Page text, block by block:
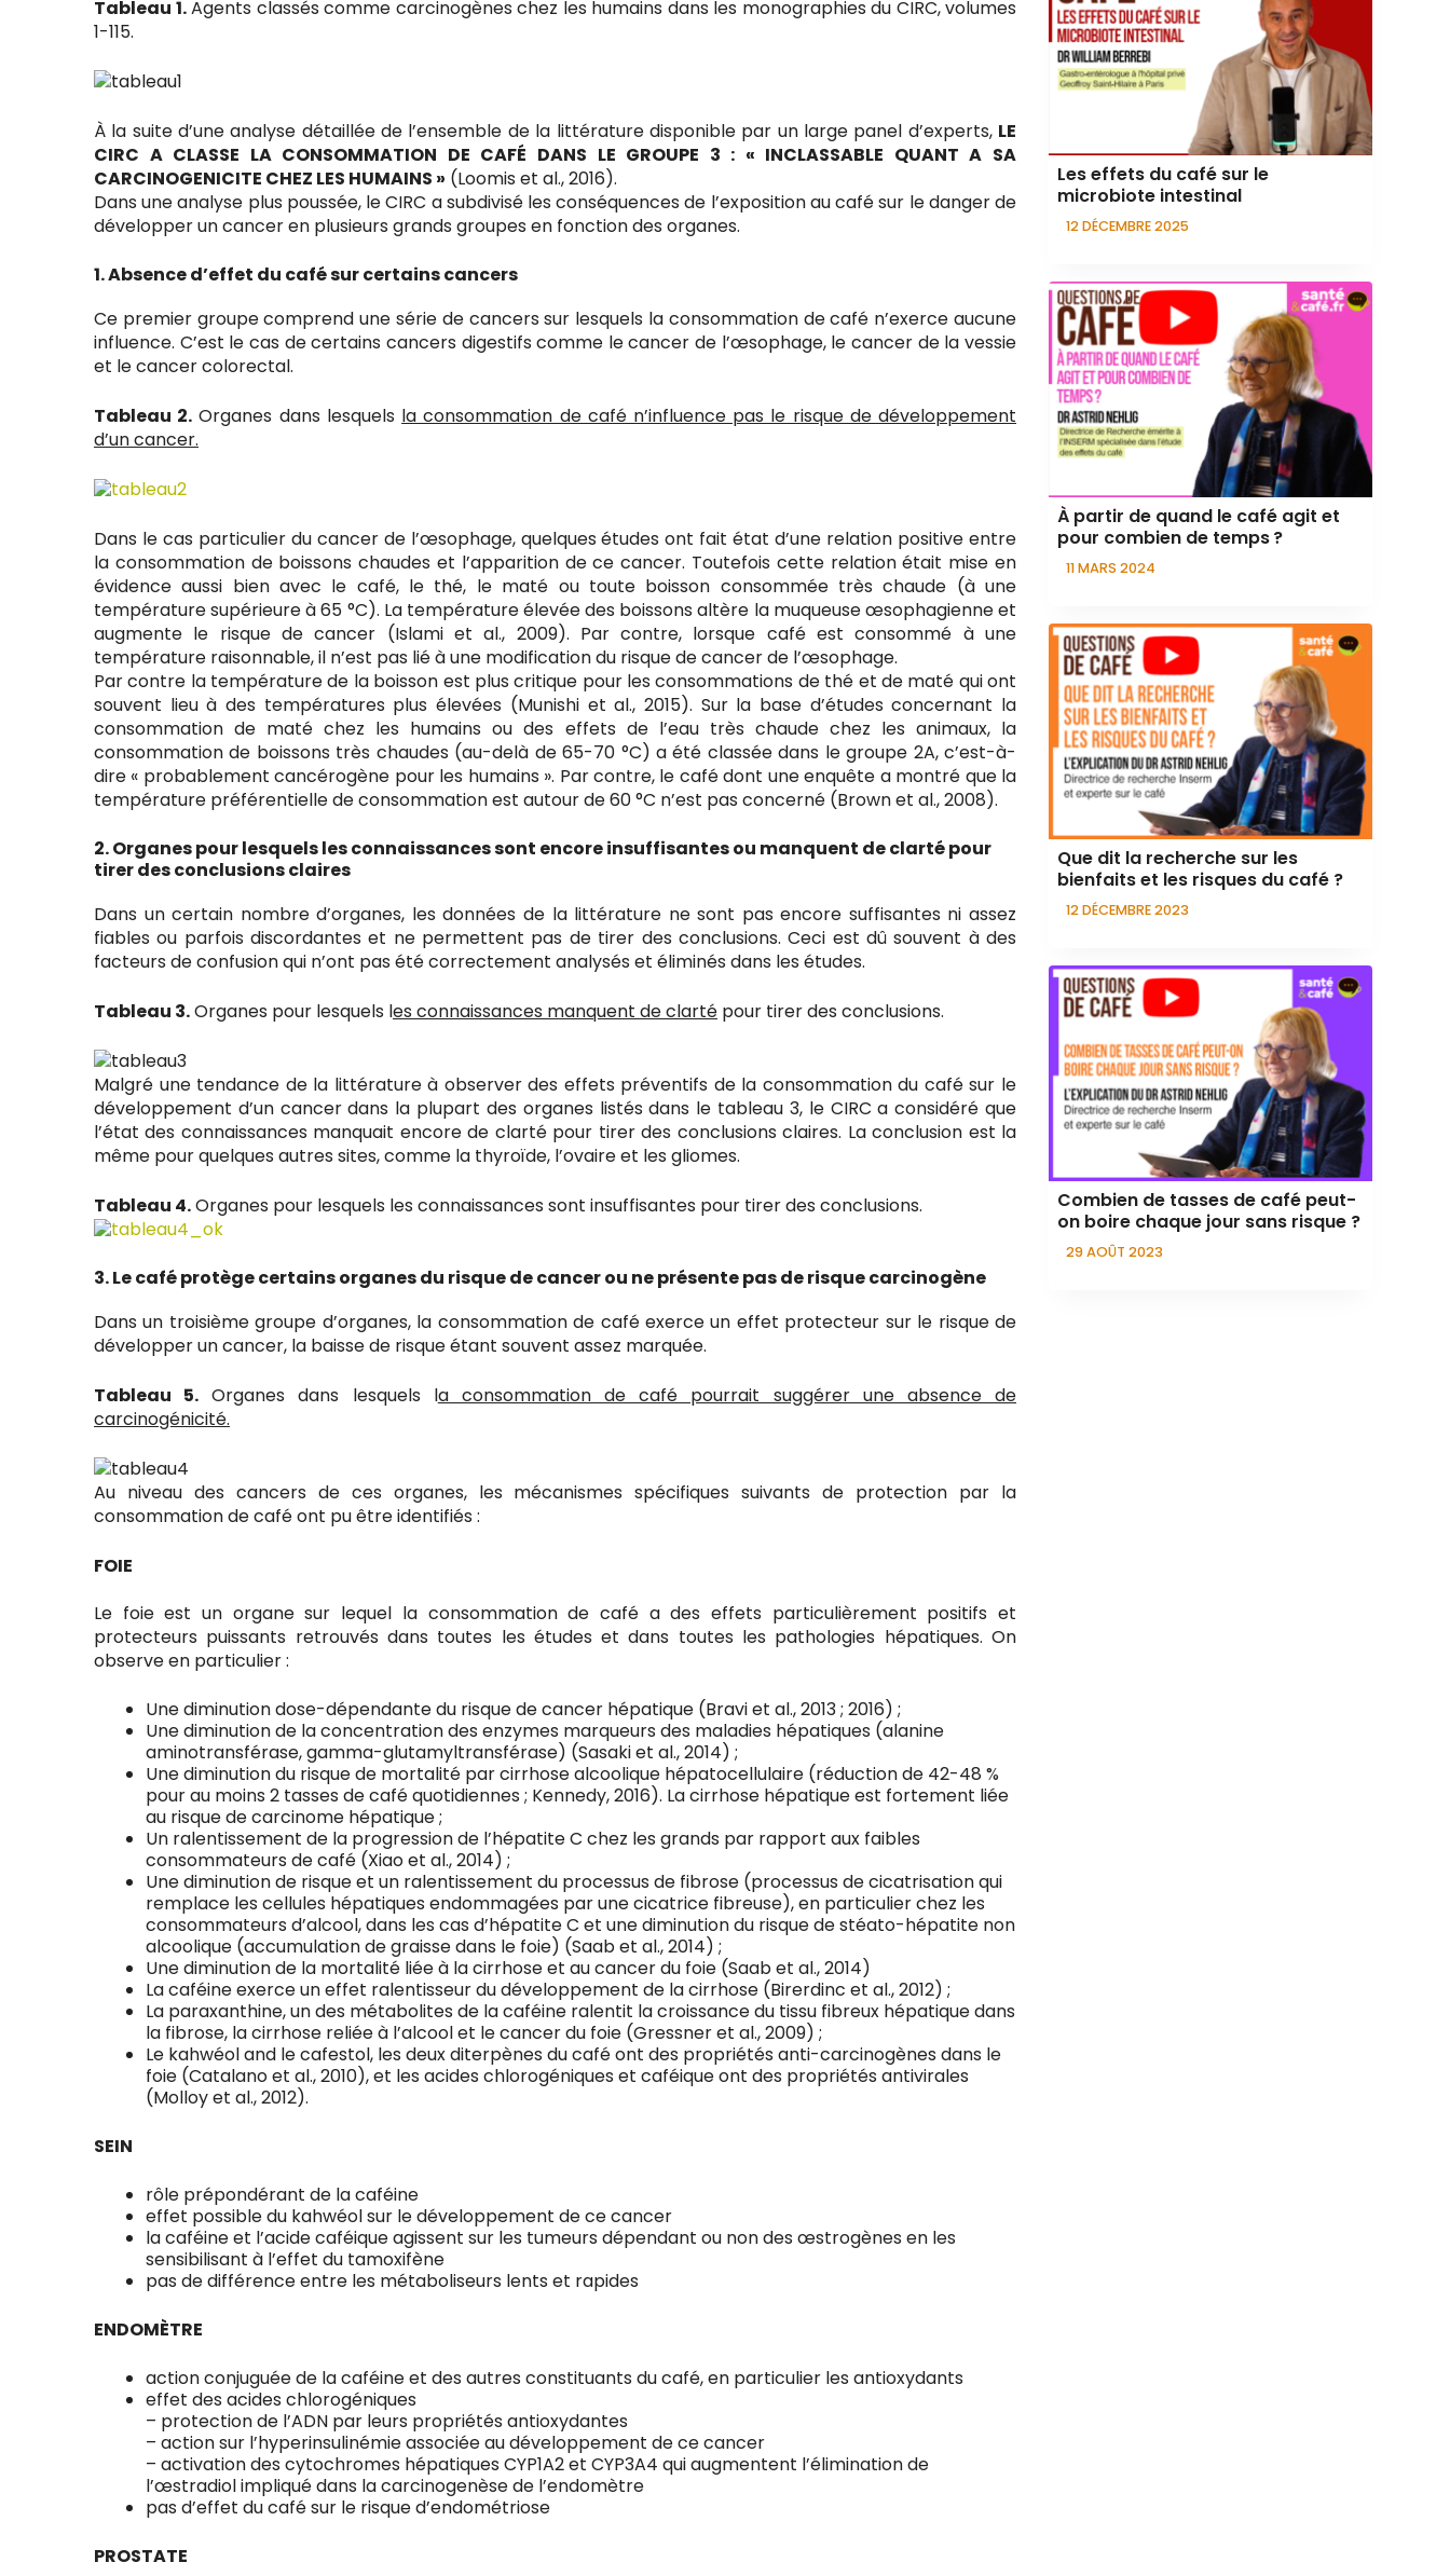
Tableau 1.Agents classés comme carcinogènes chez les humains dans les monographies du CIRC, volumes
1-115.
À la suite d’une analyse détaillée de l’ensemble de la littérature disponible par un large panel d’experts, LE
CIRC A CLASSE LA CONSOMMATION DE CAFÉ DANS LE GROUPE 3 : « INCLASSABLE QUANT A SA
CARCINOGENICITE CHEZ LES HUMAINS » (Loomis et al., 2016).
Dans une analyse plus poussée, le CIRC a subdivisé les conséquences de l’exposition au café sur le danger de
développer un cancer en plusieurs grands groupes en fonction des organes.
1. Absence d’effet du café sur certains cancers
Ce premier groupe comprend une série de cancers sur lesquels la consommation de café n’exerce aucune
influence. C’est le cas de certains cancers digestifs comme le cancer de l’œsophage, le cancer de la vessie
et le cancer colorectal.
Tableau 2. Organes dans lesquels la consommation de café n’influence pas le risque de développement
d’un cancer.
Dans le cas particulier du cancer de l’œsophage, quelques études ont fait état d’une relation positive entre
la consommation de boissons chaudes et l’apparition de ce cancer. Toutefois cette relation était mise en
évidence aussi bien avec le café, le thé, le maté ou toute boisson consommée très chaude (à une
température supérieure à 65 °C). La température élevée des boissons altère la muqueuse œsophagienne et
augmente le risque de cancer (Islami et al., 2009). Par contre, lorsque café est consommé à une
température raisonnable, il n’est pas lié à une modification du risque de cancer de l’œsophage.
Par contre la température de la boisson est plus critique pour les consommations de thé et de maté qui ont
souvent lieu à des températures plus élevées (Munishi et al., 2015). Sur la base d’études concernant la
consommation de maté chez les humains ou des effets de l’eau très chaude chez les animaux, la
consommation de boissons très chaudes (au-delà de 65-70 °C) a été classée dans le groupe 2A, c’est-à-
dire « probablement cancérogène pour les humains ». Par contre, le café dont une enquête a montré que la
température préférentielle de consommation est autour de 60 °C n’est pas concerné (Brown et al., 2008).
2. Organes pour lesquels les connaissances sont encore insuffisantes ou manquent de clarté pour
tirer des conclusions claires
Dans un certain nombre d’organes, les données de la littérature ne sont pas encore suffisantes ni assez
fiables ou parfois discordantes et ne permettent pas de tirer des conclusions. Ceci est dû souvent à des
facteurs de confusion qui n’ont pas été correctement analysés et éliminés dans les études.
Tableau 3.Organes pour lesquels les connaissances manquent de clarté pour tirer des conclusions.
Malgré une tendance de la littérature à observer des effets préventifs de la consommation du café sur le
développement d’un cancer dans la plupart des organes listés dans le tableau 3, le CIRC a considéré que
l’état des connaissances manquait encore de clarté pour tirer des conclusions claires. La conclusion est la
même pour quelques autres sites, comme la thyroïde, l’ovaire et les gliomes.
Tableau 4.Organes pour lesquels les connaissances sont insuffisantes pour tirer des conclusions.
3. Le café protège certains organes du risque de cancer ou ne présente pas de risque carcinogène
Dans un troisième groupe d’organes, la consommation de café exerce un effet protecteur sur le risque de
développer un cancer, la baisse de risque étant souvent assez marquée.
Tableau 5. Organes dans lesquels la consommation de café pourrait suggérer une absence de
carcinogénicité.
Au niveau des cancers de ces organes, les mécanismes spécifiques suivants de protection par la
consommation de café ont pu être identifiés :
FOIE
Le foie est un organe sur lequel la consommation de café a des effets particulièrement positifs et
protecteurs puissants retrouvés dans toutes les études et dans toutes les pathologies hépatiques. On
observe en particulier :
Une diminution dose-dépendante du risque de cancer hépatique (Bravi et al., 2013 ; 2016) ;
Une diminution de la concentration des enzymes marqueurs des maladies hépatiques (alanine
aminotransférase, gamma-glutamyltransférase) (Sasaki et al., 2014) ;
Une diminution du risque de mortalité par cirrhose alcoolique hépatocellulaire (réduction de 42-48 %
pour au moins 2 tasses de café quotidiennes ; Kennedy, 2016). La cirrhose hépatique est fortement liée
au risque de carcinome hépatique ;
Un ralentissement de la progression de l’hépatite C chez les grands par rapport aux faibles
consommateurs de café (Xiao et al., 2014) ;
Une diminution de risque et un ralentissement du processus de fibrose (processus de cicatrisation qui
remplace les cellules hépatiques endommagées par une cicatrice fibreuse), en particulier chez les
consommateurs d’alcool, dans les cas d’hépatite C et une diminution du risque de stéato-hépatite non
alcoolique (accumulation de graisse dans le foie) (Saab et al., 2014) ;
Une diminution de la mortalité liée à la cirrhose et au cancer du foie (Saab et al., 2014)
La caféine exerce un effet ralentisseur du développement de la cirrhose (Birerdinc et al., 2012) ;
La paraxanthine, un des métabolites de la caféine ralentit la croissance du tissu fibreux hépatique dans
la fibrose, la cirrhose reliée à l’alcool et le cancer du foie (Gressner et al., 2009) ;
Le kahwéol and le cafestol, les deux diterpènes du café ont des propriétés anti-carcinogènes dans le
foie (Catalano et al., 2010), et les acides chlorogéniques et caféique ont des propriétés antivirales
(Molloy et al., 2012).
SEIN
rôle prépondérant de la caféine
effet possible du kahwéol sur le développement de ce cancer
la caféine et l’acide caféique agissent sur les tumeurs dépendant ou non des œstrogènes en les
sensibilisant à l’effet du tamoxifène
pas de différence entre les métaboliseurs lents et rapides
ENDOMÈTRE
action conjuguée de la caféine et des autres constituants du café, en particulier les antioxydants
effet des acides chlorogéniques
– protection de l’ADN par leurs propriétés antioxydantes
– action sur l’hyperinsulinémie associée au développement de ce cancer
– activation des cytochromes hépatiques CYP1A2 et CYP3A4 qui augmentent l’élimination de
l’œstradiol impliqué dans la carcinogenèse de l’endomètre
pas d’effet du café sur le risque d’endométriose
PROSTATE
Les effets du café sur le
microbiote intestinal
12 DÉCEMBRE 2025
À partir de quand le café agit et
pour combien de temps ?
11 MARS 2024
Que dit la recherche sur les
bienfaits et les risques du café ?
12 DÉCEMBRE 2023
Combien de tasses de café peut-
on boire chaque jour sans risque ?
29 AOÛT 2023